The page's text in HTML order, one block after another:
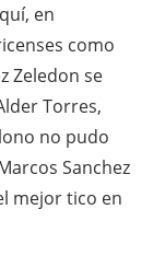
en
como
Zeledon se
Torres,
no pudo
Sanchez
mejor tico en